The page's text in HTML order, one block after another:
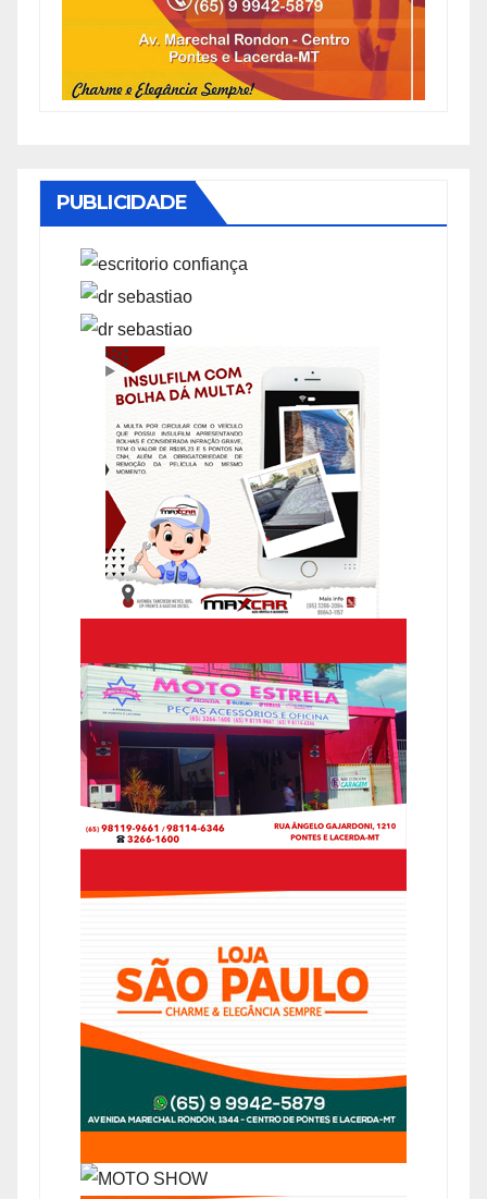
PUBLICIDADE